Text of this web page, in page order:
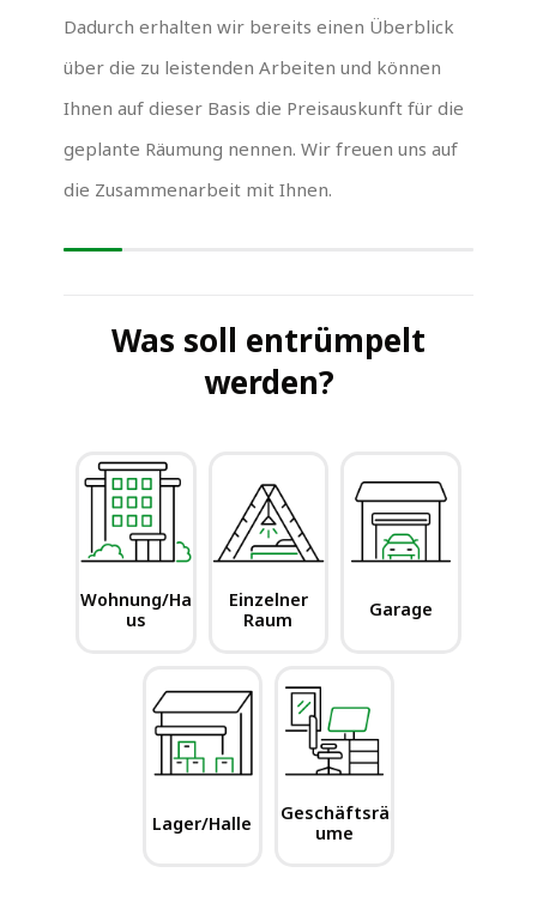
Dadurch erhalten wir bereits einen Überblick
über die zu leistenden Arbeiten und können
Ihnen auf dieser Basis die Preisauskunft für die
geplante Räumung nennen. Wir freuen uns auf
die Zusammenarbeit mit Ihnen.